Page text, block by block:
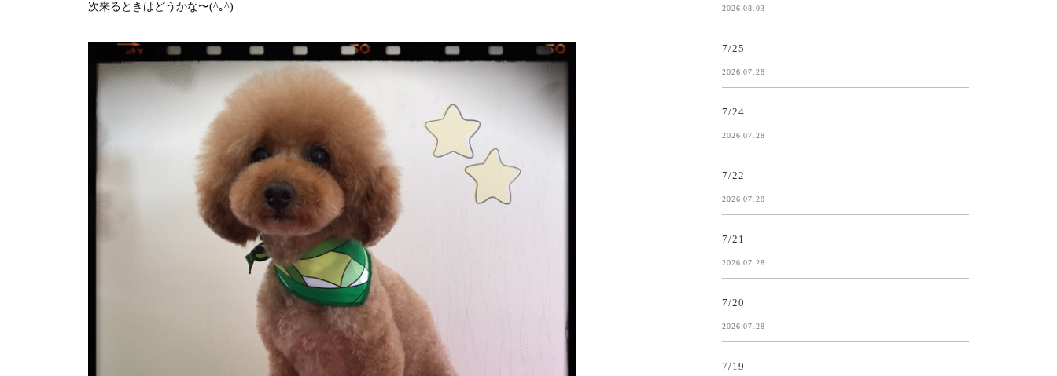
次来るときはどうかな〜(^｡^) 2026.08.03
7/25
2026.07.28
7/24
2026.07.28
7/22
2026.07.28
7/21
2026.07.28
7/20
2026.07.28
7/19